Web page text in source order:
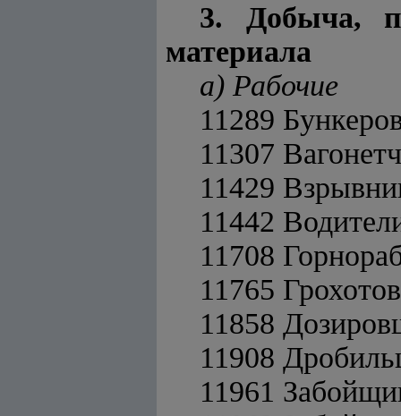
3. Добыча,
материала
а) Рабочие
11289
11307
11429
11442
11708
11765
11858
11908
11961